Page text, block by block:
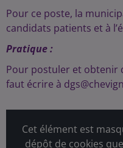
Pour ce poste, la
candidats patients et à
Pratique :
Pour postuler et obtenir
faut écrire à
Cet élément est
dépôt de cookies